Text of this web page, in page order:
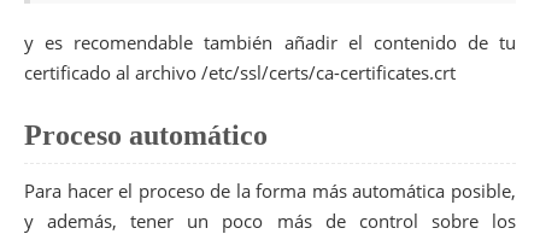
y es recomendable también añadir el contenido de tu
certificado al archivo /etc/ssl/certs/ca-certificates.crt
Proceso automático
Para hacer el proceso de la forma más automática posible,
y además, tener un poco más de control sobre los